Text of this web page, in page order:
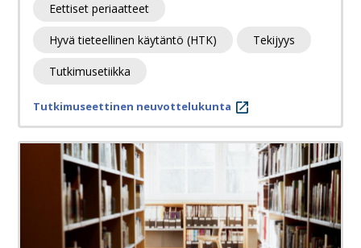
Eettiset periaatteet
Hyvä tieteellinen käytäntö (HTK) Tekijyys
Tutkimusetiikka
Tutkimuseettinen neuvottelukunta